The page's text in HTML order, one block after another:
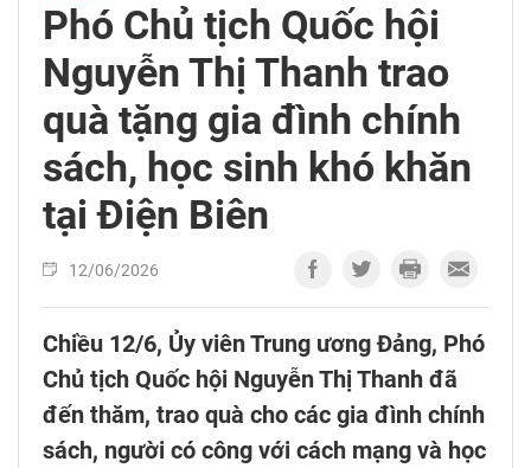
Phó Chủ tịch Quốc hội
Nguyễn Thị Thanh trao
quà tặng gia đình chính
sách, học sinh khó khăn
tại Điện Biên
12/06/2026
Chiều 12/6, Ủy viên Trung ương Đảng, Phó
Chủ tịch Quốc hội Nguyễn Thị Thanh đã
đến thăm, trao quà cho các gia đình chính
sách, người có công với cách mạng và học